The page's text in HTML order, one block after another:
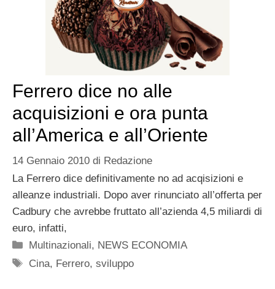
Ferrero dice no alle
acquisizioni e ora punta
all’America e all’Oriente
14 Gennaio 2010 di Redazione
La Ferrero dice definitivamente no ad acqisizioni e
alleanze industriali. Dopo aver rinunciato all’offerta per
Cadbury che avrebbe fruttato all’azienda 4,5 miliardi di
euro, infatti,
Categorie
Multinazionali, NEWS ECONOMIA
Tag
Cina, Ferrero,sviluppo